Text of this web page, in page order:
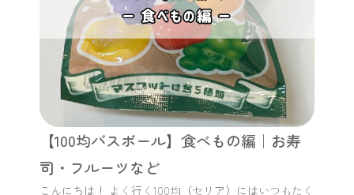
【100均バスボール】食べもの編｜お寿
司・フルーツなど
こんにちは！ よく行く100均（セリア）にはいつもたく